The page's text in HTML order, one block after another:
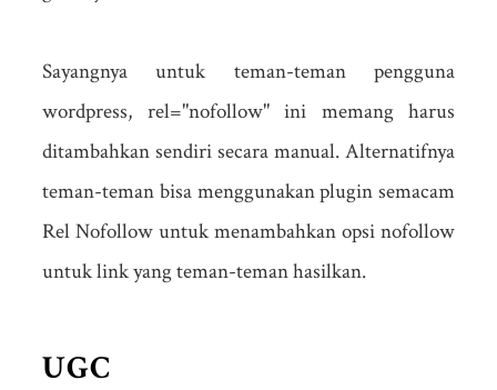
Sayangnya untuk teman-teman pengguna
wordpress, rel="nofollow" ini memang harus
ditambahkan sendiri secara manual. Alternatifnya
teman-teman bisa menggunakan plugin semacam
Rel Nofollow untuk menambahkan opsi nofollow
untuk link yang teman-teman hasilkan.
UGC